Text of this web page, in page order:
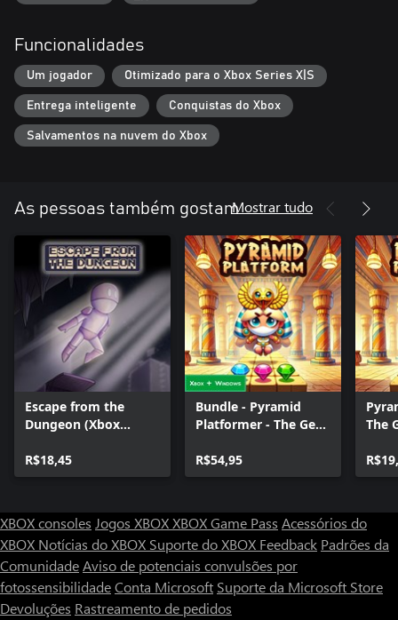
Funcionalidades
Um jogador Otimizado para o Xbox Series X|S
Entrega inteligente Conquistas do Xbox
Salvamentos na nuvem do Xbox
As pessoas também gostamMostrar tudo
Escape from the
Dungeon (Xbox
R$18,45
Bundle - Pyramid
Platformer - The Gem
R$54,95
The
XBOX consoles Jogos XBOXXBOX Game Pass Acessórios do
XBOX Notícias do XBOX Suporte do XBOX Feedback Padrões da
ComunidadeAviso de potenciais convulsões por
fotossensibilidadeConta Microsoft Suporte da Microsoft Store
Devoluções Rastreamento de pedidos